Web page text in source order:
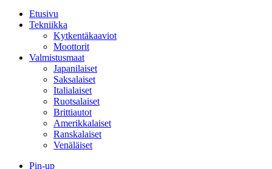
Etusivu
Tekniikka
Kytkentäkaaviot
Moottorit
Valmistusmaat
Japanilaiset
Saksalaiset
Italialaiset
Ruotsalaiset
Brittiautot
Amerikkalaiset
Ranskalaiset
Venäläiset
Pin-up